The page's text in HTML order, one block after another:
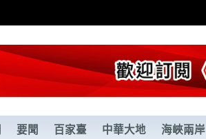
要聞 百家臺 中華大地 海峽兩岸